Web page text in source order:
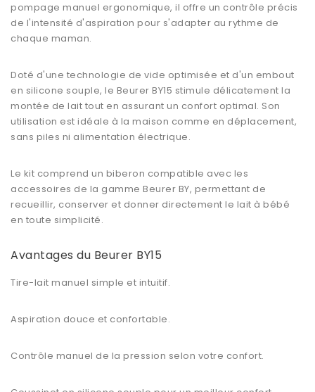
pompage manuel ergonomique, il offre un contrôle précis
de l'intensité d'aspiration pour s'adapter au rythme de
chaque maman.
Doté d'une technologie de vide optimisée et d'un embout
en silicone souple, le Beurer BY15 stimule délicatement la
montée de lait tout en assurant un confort optimal. Son
utilisation est idéale à la maison comme en déplacement,
sans piles ni alimentation électrique.
Le kit comprend un biberon compatible avec les
accessoires de la gamme Beurer BY, permettant de
recueillir, conserver et donner directement le lait à bébé
en toute simplicité.
Avantages du Beurer BY15
Tire-lait manuel simple et intuitif.
Aspiration douce et confortable.
Contrôle manuel de la pression selon votre confort.